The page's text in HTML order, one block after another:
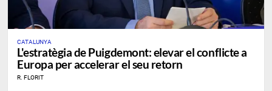
CATALUNYA
L'estratègia de Puigdemont: elevar el conflicte a
Europa per accelerar el seu retorn
R. FLORIT